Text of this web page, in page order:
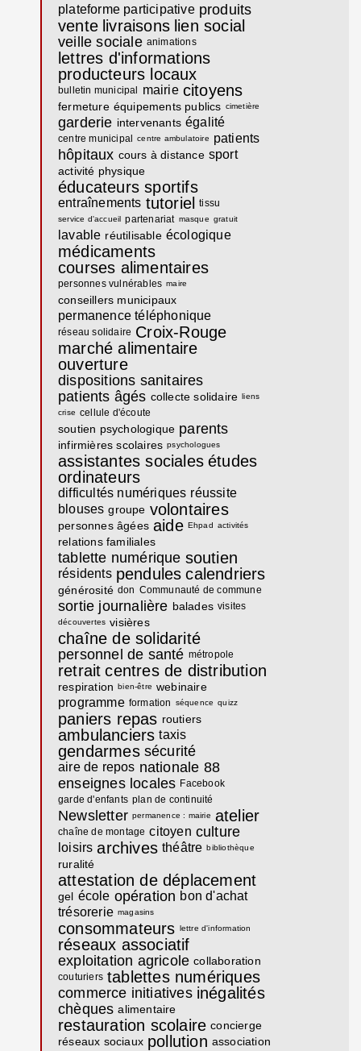
plateforme participative produits
vente livraisons lien social
veille sociale animations
lettres d'informations
producteurs locaux
bulletin municipal mairie citoyens
fermeture équipements publics cimetière
garderie intervenants égalité
centre municipal centre ambulatoire patients
hôpitaux cours à distance sport
activité physique
éducateurs sportifs
entraînements tutoriel tissu
service d'accueil partenariat masque gratuit
lavable réutilisable écologique
médicaments
courses alimentaires
personnes vulnérables maire
conseillers municipaux
permanence téléphonique
réseau solidaire Croix-Rouge
marché alimentaire
ouverture
dispositions sanitaires
patients âgés collecte solidaire liens
crise cellule d'écoute
soutien psychologique parents
infirmières scolaires psychologues
assistantes sociales études
ordinateurs
difficultés numériques réussite
blouses groupe volontaires
personnes âgées aide Ehpad activités
relations familiales
tablette numérique soutien
résidents pendules calendriers
générosité don Communauté de commune
sortie journalière balades visites
découvertes visières
chaîne de solidarité
personnel de santé métropole
retrait centres de distribution
respiration bien-être webinaire
programme formation séquence quizz
paniers repas routiers
ambulanciers taxis
gendarmes sécurité
aire de repos nationale 88
enseignes locales Facebook
garde d'enfants plan de continuité
Newsletter permanence : mairie atelier
chaîne de montage citoyen culture
loisirs archives théâtre bibliothèque
ruralité
attestation de déplacement
gel école opération bon d'achat
trésorerie magasins
consommateurs lettre d'information
réseaux associatif
exploitation agricole collaboration
couturiers tablettes numériques
commerce initiatives inégalités
chèques alimentaire
restauration scolaire concierge
réseaux sociaux pollution association